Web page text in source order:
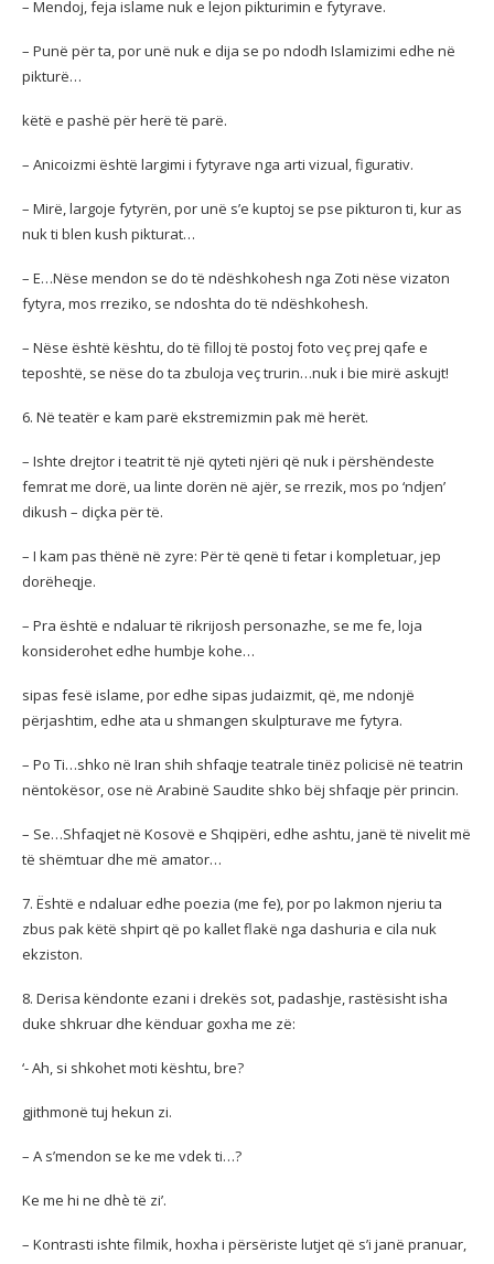
– Mendoj, feja islame nuk e lejon pikturimin e fytyrave.
– Punë për ta, por unë nuk e dija se po ndodh Islamizimi edhe në
pikturë…
këtë e pashë për herë të parë.
– Anicoizmi është largimi i fytyrave nga arti vizual, figurativ.
– Mirë, largoje fytyrën, por unë s’e kuptoj se pse pikturon ti, kur as
nuk ti blen kush pikturat…
– E…Nëse mendon se do të ndëshkohesh nga Zoti nëse vizaton
fytyra, mos rreziko, se ndoshta do të ndëshkohesh.
– Nëse është kështu, do të filloj të postoj foto veç prej qafe e
teposhtë, se nëse do ta zbuloja veç trurin…nuk i bie mirë askujt!
6. Në teatër e kam parë ekstremizmin pak më herët.
– Ishte drejtor i teatrit të një qyteti njëri që nuk i përshëndeste
femrat me dorë, ua linte dorën në ajër, se rrezik, mos po ‘ndjen’
dikush – diçka për të.
– I kam pas thënë në zyre: Për të qenë ti fetar i kompletuar, jep
dorëheqje.
– Pra është e ndaluar të rikrijosh personazhe, se me fe, loja
konsiderohet edhe humbje kohe…
sipas fesë islame, por edhe sipas judaizmit, që, me ndonjë
përjashtim, edhe ata u shmangen skulpturave me fytyra.
– Po Ti…shko në Iran shih shfaqje teatrale tinëz policisë në teatrin
nëntokësor, ose në Arabinë Saudite shko bëj shfaqje për princin.
– Se…Shfaqjet në Kosovë e Shqipëri, edhe ashtu, janë të nivelit më
të shëmtuar dhe më amator…
7. Është e ndaluar edhe poezia (me fe), por po lakmon njeriu ta
zbus pak këtë shpirt që po kallet flakë nga dashuria e cila nuk
ekziston.
8. Derisa këndonte ezani i drekës sot, padashje, rastësisht isha
duke shkruar dhe kënduar goxha me zë:
‘- Ah, si shkohet moti kështu, bre?
gjithmonë tuj hekun zi.
– A s’mendon se ke me vdek ti…?
Ke me hi ne dhè të zi’.
– Kontrasti ishte filmik, hoxha i përsëriste lutjet që s’i janë pranuar,